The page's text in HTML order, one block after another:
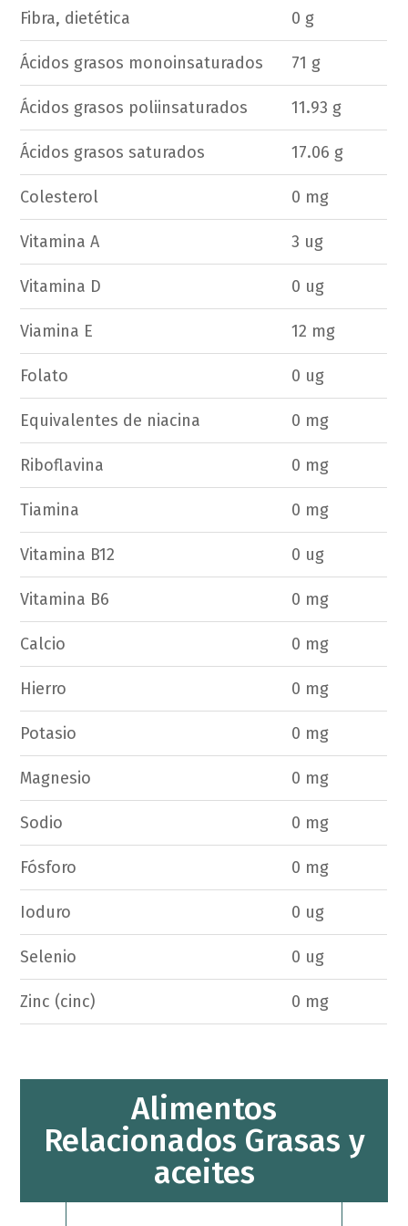
Fibra, dietética 0 g
Ácidos grasos monoinsaturados 71 g
Ácidos grasos poliinsaturados 11.93 g
Ácidos grasos saturados 17.06 g
Colesterol 0 mg
Vitamina A 3 ug
Vitamina D 0 ug
Viamina E 12 mg
Folato 0 ug
Equivalentes de niacina 0 mg
Riboflavina 0 mg
Tiamina 0 mg
Vitamina B12 0 ug
Vitamina B6 0 mg
Calcio 0 mg
Hierro 0 mg
Potasio 0 mg
Magnesio 0 mg
Sodio 0 mg
Fósforo 0 mg
Ioduro 0 ug
Selenio 0 ug
Zinc (cinc) 0 mg
Alimentos
Relacionados Grasas y
aceites